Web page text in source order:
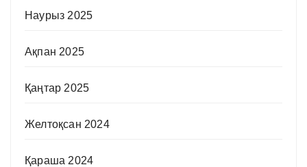
Наурыз 2025
Ақпан 2025
Қаңтар 2025
Желтоқсан 2024
Қараша 2024